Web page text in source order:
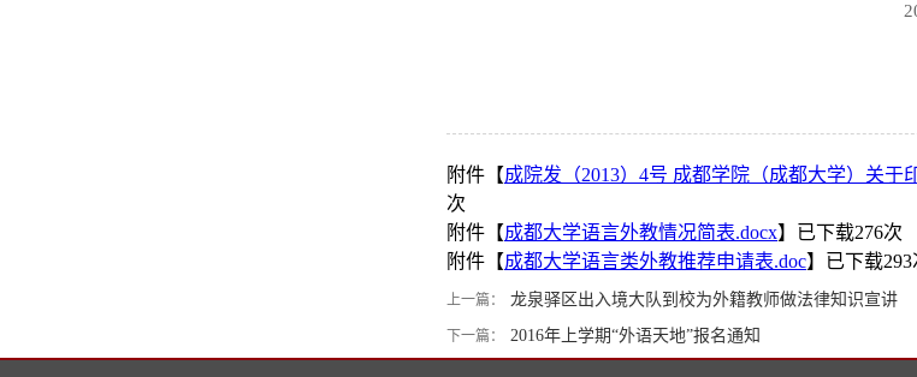
附件【成院发（2013）4号 成都学院（成都大学）关
次
附件【成都大学语言外教情况简表.docx】已下载276次
附件【成都大学语言类外教推荐申请表.doc】已下载293
上一篇： 龙泉驿区出入境大队到校为外籍教师做法律知识宣讲
下一篇： 2016年上学期“外语天地”报名通知